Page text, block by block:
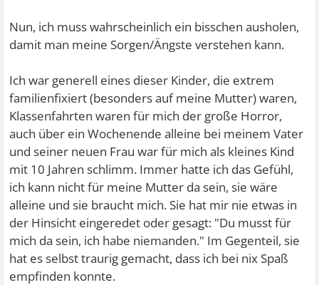
Nun, ich muss wahrscheinlich ein bisschen ausholen,
damit man meine Sorgen/Ängste verstehen kann.
Ich war generell eines dieser Kinder, die extrem
familienfixiert (besonders auf meine Mutter) waren,
Klassenfahrten waren für mich der große Horror,
auch über ein Wochenende alleine bei meinem Vater
und seiner neuen Frau war für mich als kleines Kind
mit 10 Jahren schlimm. Immer hatte ich das Gefühl,
ich kann nicht für meine Mutter da sein, sie wäre
alleine und sie braucht mich. Sie hat mir nie etwas in
der Hinsicht eingeredet oder gesagt: "Du musst für
mich da sein, ich habe niemanden." Im Gegenteil, sie
hat es selbst traurig gemacht, dass ich bei nix Spaß
empfinden konnte.